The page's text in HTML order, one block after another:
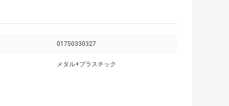
01750330327
メタル+プラスチック